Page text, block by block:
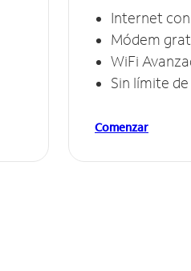
Internet
Módem
WiFi
Sin límite
Comenzar